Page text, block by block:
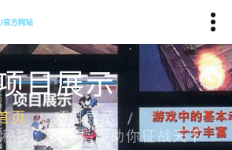
目展示
页
项目展示
技：攻略指南助你征战天下